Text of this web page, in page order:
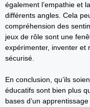
également l’empathie et
différents angles. Cela
compréhension des
jeux de rôle sont une
expérimenter, inventer et
sécurisé.
En conclusion, qu’ils
éducatifs sont bien plus
bases d’un